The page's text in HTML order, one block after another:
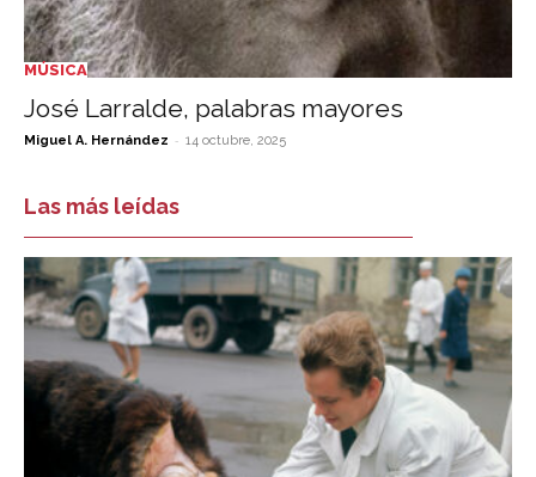
MÚSICA
José Larralde, palabras mayores
Miguel A. Hernández - 14 octubre, 2025
Las más leídas